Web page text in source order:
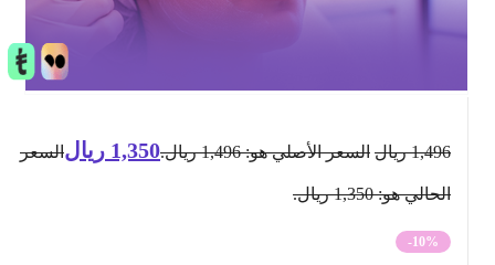
1,496 ريال السعر الأصلي هو: 1,496 ريال. 1,350 ريال السعر
الحالي هو: 1,350 ريال.
-10%